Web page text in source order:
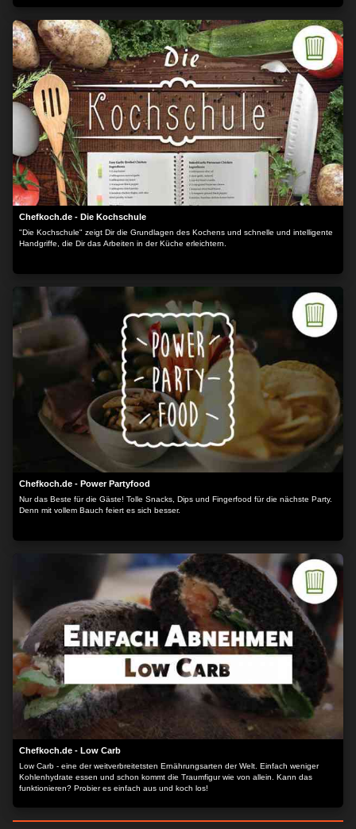
Chefkoch.de - Die Kochschule
"Die Kochschule" zeigt Dir die Grundlagen des Kochens und schnelle und intelligente
Handgriffe, die Dir das Arbeiten in der Küche erleichtern.
Chefkoch.de - Power Partyfood
Nur das Beste für die Gäste! Tolle Snacks, Dips und Fingerfood für die nächste Party.
Denn mit vollem Bauch feiert es sich besser.
Chefkoch.de - Low Carb
Low Carb - eine der weitverbreitetsten Ernährungsarten der Welt. Einfach weniger
Kohlenhydrate essen und schon kommt die Traumfigur wie von allein. Kann das
funktionieren? Probier es einfach aus und koch los!